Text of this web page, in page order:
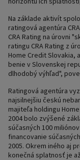
Na základe aktivít
ratingová agentúra
CRA Rating na úrovni
ratingu CRA Rating z
Home Credit Slovakia,
benie v Slovenskej
dlhodobý výhľad",
Ratingová agentúra
najsilnejšiu českú
majiteľa holdingu
2004 bolo zvýšené
súčasných 100
financovanie
2005. Okrem iného aj
konečná splatnosť je